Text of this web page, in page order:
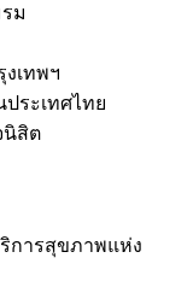
ม
เทพฯ
ระเทศไทย
นิสิต
การสุขภาพแห่ง